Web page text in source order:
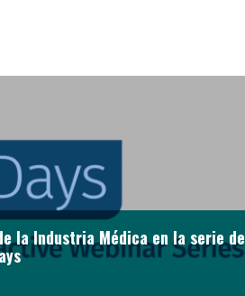
la Industria Médica en la serie de